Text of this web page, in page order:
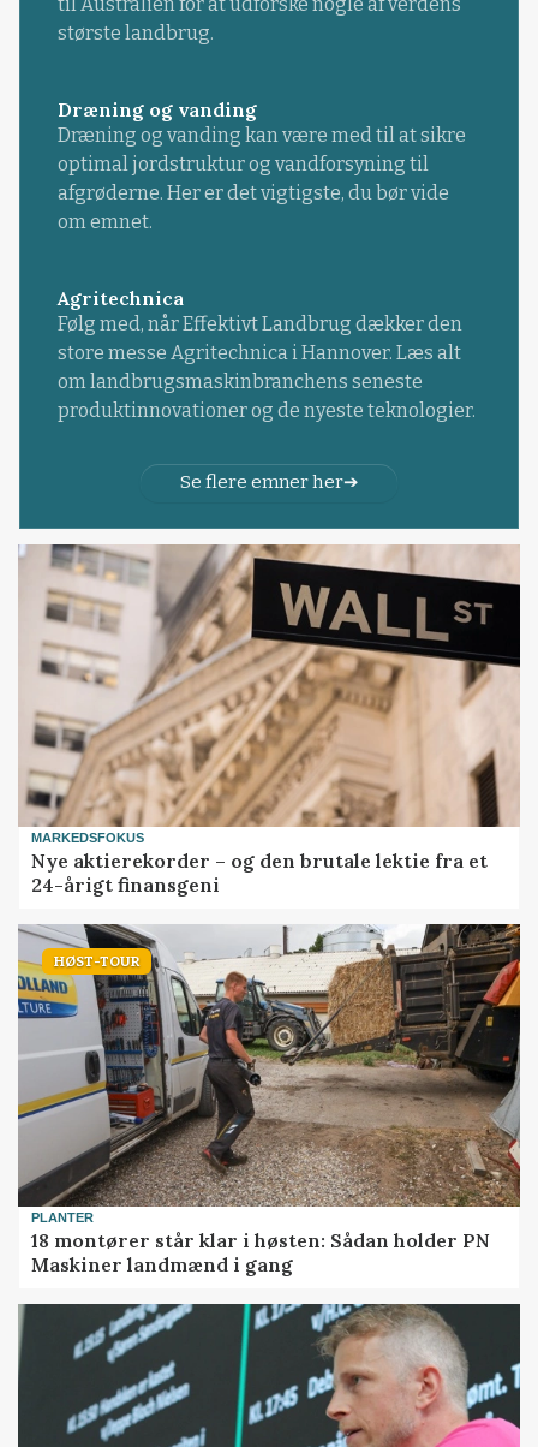
største landbrug.
Dræning og vanding
Dræning og vanding kan være med til at sikre
optimal jordstruktur og vandforsyning til
afgrøderne. Her er det vigtigste, du bør vide
om emnet.
Agritechnica
Følg med, når Effektivt Landbrug dækker den
store messe Agritechnica i Hannover. Læs alt
om landbrugsmaskinbranchens seneste
produktinnovationer og de nyeste teknologier.
Se flere emner her
MARKEDSFOKUS
Nye aktierekorder – og den brutale lektie fra et
24-årigt finansgeni
HØST-TOUR
PLANTER
18 montører står klar i høsten: Sådan holder PN
Maskiner landmænd i gang